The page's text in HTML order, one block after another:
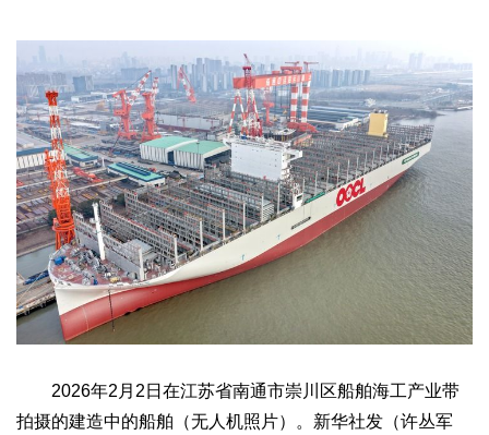
2026年2月2日在江苏省南通市崇川区船舶海工产业带
拍摄的建造中的船舶（无人机照片）。新华社发（许丛军